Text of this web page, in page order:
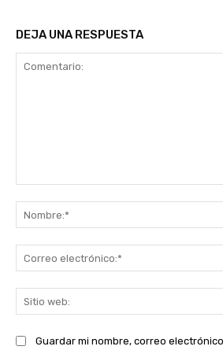
DEJA UNA RESPUESTA
Guardar mi nombre, correo